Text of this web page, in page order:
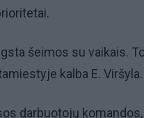
šeimos su vaikais.
kalba E. Viršyla.
darbuotojų komandos,